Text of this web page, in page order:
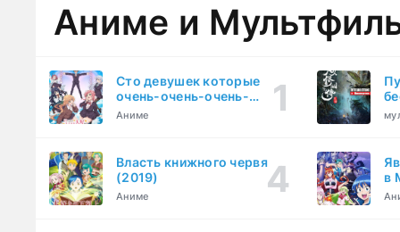
Аниме и
Сто девушек которые
очень-очень-очень-
очень-очень сильно тебя
Аниме
Власть книжного червя
(2019)
Аниме
в